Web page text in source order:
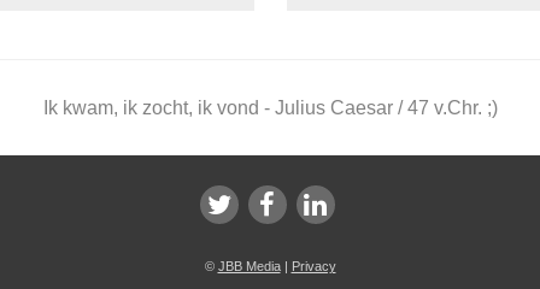
Ik kwam, ik zocht, ik vond - Julius Caesar / 47 v.Chr. ;)
© JBB Media| Privacy